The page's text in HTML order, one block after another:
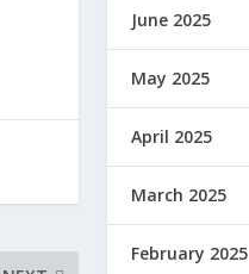
June 2025
May 2025
April 2025
March 2025
February 2025